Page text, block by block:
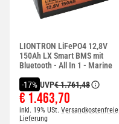
LIONTRON LiFePO4 12,8V
150Ah LX Smart BMS mit
Bluetooth - All In 1 - Marine
-17% UVP€ 1.761,48
€ 1.463,70
inkl. 19% USt. Versandkostenfreie
Lieferung